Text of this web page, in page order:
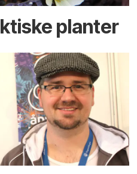
planter